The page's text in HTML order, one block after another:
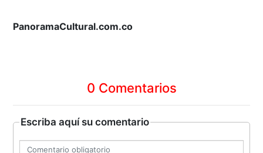
PanoramaCultural.com.co
0 Comentarios
Escriba aquí su comentario